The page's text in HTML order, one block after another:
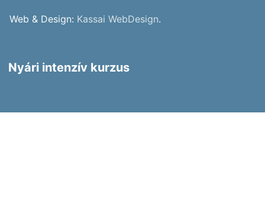
Web & Design: Kassai WebDesign.
Nyári intenzív kurzus